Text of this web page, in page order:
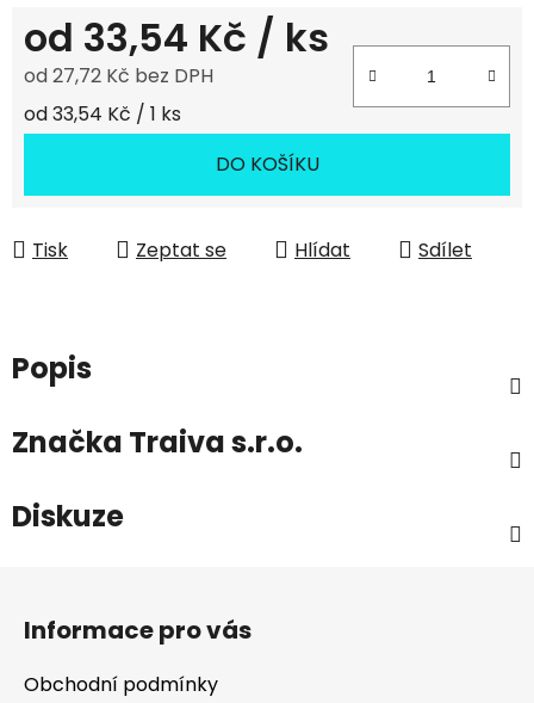
od 33,54 Kč / ks
od27,72 Kč bez DPH
Měrná cena:
od 33,54 Kč / 1 ks
DO KOŠÍKU
Tisk Zeptat se Hlídat Sdílet
Popis
Značka Traiva s.r.o.
Diskuze
Informace pro vás
Obchodní podmínky